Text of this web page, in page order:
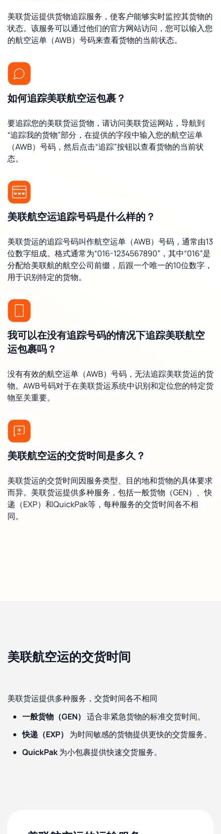
美联货运提供货物追踪服务，使客户能够实时监控其货物的
状态。该服务可以通过他们的官方网站访问，您可以输入您
的航空运单（AWB）号码来查看货物的当前状态。
如何追踪美联航空运包裹？
要追踪您的美联货运货物，请访问美联货运网站，导航到
“追踪我的货物”部分，在提供的字段中输入您的航空运单
（AWB）号码，然后点击“追踪”按钮以查看货物的当前状
态。
美联航空运追踪号码是什么样的？
美联货运的追踪号码叫作航空运单（AWB）号码，通常由13
位数字组成。格式通常为“016-1234567890”，其中“016”是
分配给美联航的航空公司前缀，后跟一个唯一的10位数字，
用于识别特定的货物。
我可以在没有追踪号码的情况下追踪美联航空
运包裹吗？
没有有效的航空运单（AWB）号码，无法追踪美联货运的货
物。AWB号码对于在美联货运系统中识别和定位您的特定货
物至关重要。
美联航空运的交货时间是多久？
美联货运的交货时间因服务类型、目的地和货物的具体要求
而异。美联货运提供多种服务，包括一般货物（GEN）、快
递（EXP）和QuickPak等，每种服务的交货时间各不相
同。
美联航空运的交货时间
美联货运提供多种服务，交货时间各不相同
一般货物（GEN） 适合非紧急货物的标准交货时间。
快递（EXP） 为时间敏感的货物提供更快的交货服务。
QuickPak为小包裹提供快速交货服务。